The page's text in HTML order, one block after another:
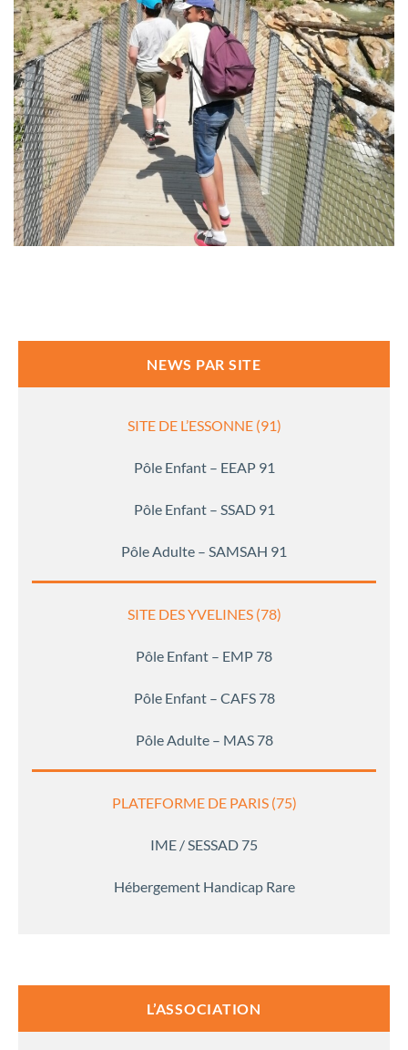
NEWS PAR SITE
SITE DE L’ESSONNE (91)
Pôle Enfant – EEAP 91
Pôle Enfant – SSAD 91
Pôle Adulte – SAMSAH 91
SITE DES YVELINES (78)
Pôle Enfant – EMP 78
Pôle Enfant – CAFS 78
Pôle Adulte – MAS 78
PLATEFORME DE PARIS (75)
IME / SESSAD 75
Hébergement Handicap Rare
L’ASSOCIATION